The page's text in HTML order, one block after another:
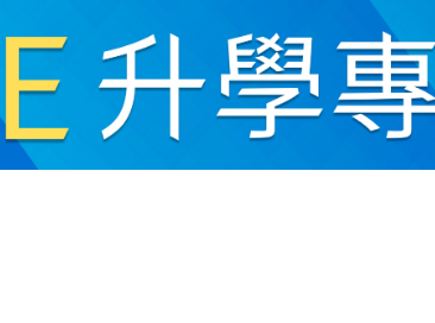
健康 科技 影片